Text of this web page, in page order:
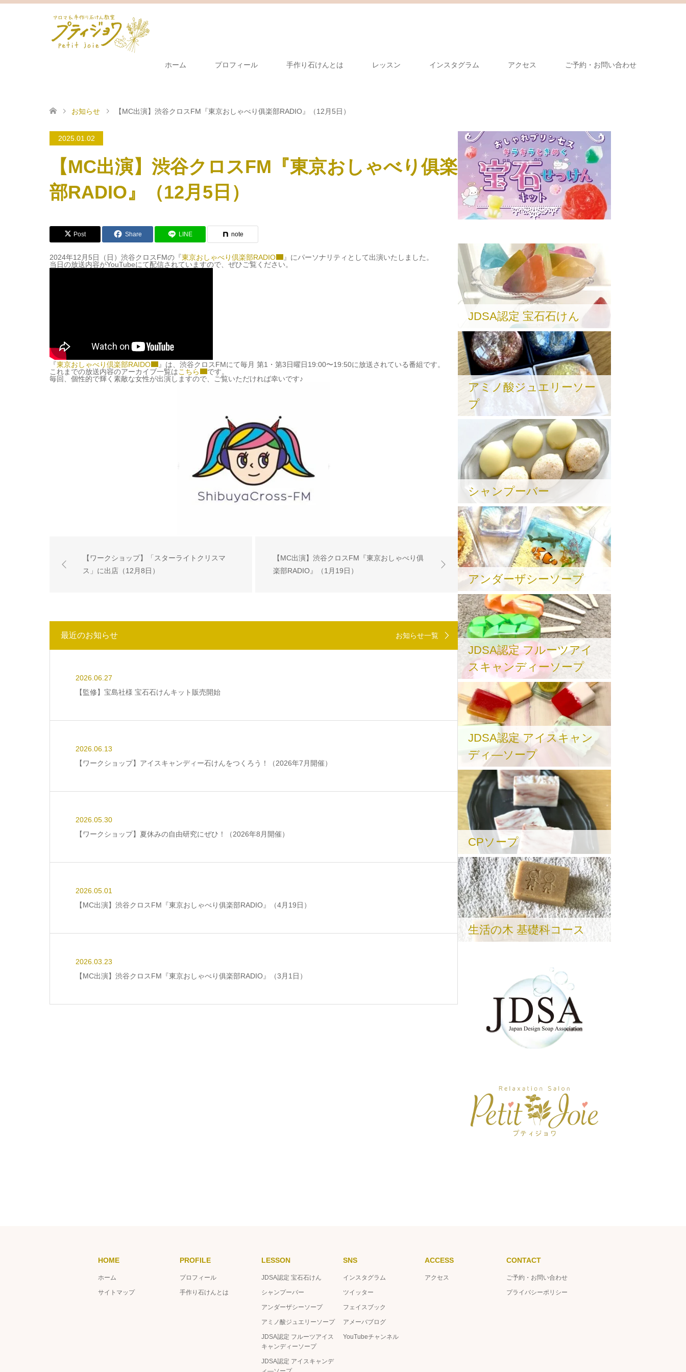
ホーム プロフィール 手作り石けんとは レッスン インスタグラム アクセス ご予約・お問い合わせ
お知らせ 【MC出演】渋谷クロスFM『東京おしゃべり俱楽部RADIO』（12月5日）
2025.01.02
【MC出演】渋谷クロスFM『東京おしゃべり俱楽
部RADIO』（12月5日）
Post Share LINE note
2024年12月5日（日）渋谷クロスFMの『東京おしゃべり倶楽部RADIO
』にパーソナリティとして出演いたしました。
当日の放送内容がYouTubeにて配信されていますので、ぜひご覧ください。
『東京おしゃべり倶楽部RAIDO
』は、渋谷クロスFMにて毎月 第1・第3日曜日19:00〜19:50に放送されている番組です。
これまでの放送内容のアーカイブ一覧はこちら
です。
毎回、個性的で輝く素敵な女性が出演しますので、ご覧いただければ幸いです♪
【ワークショップ】「スターライトクリスマ
ス」に出店（12月8日）
【MC出演】渋谷クロスFM『東京おしゃべり俱
楽部RADIO』（1月19日）
最近のお知らせ お知らせ一覧
2026.06.27
【監修】宝島社様 宝石石けんキット販売開始
2026.06.13
【ワークショップ】アイスキャンディー石けんをつくろう！（2026年7月開催）
2026.05.30
【ワークショップ】夏休みの自由研究にぜひ！（2026年8月開催）
2026.05.01
【MC出演】渋谷クロスFM『東京おしゃべり俱楽部RADIO』（4月19日）
2026.03.23
【MC出演】渋谷クロスFM『東京おしゃべり俱楽部RADIO』（3月1日）
JDSA認定 宝石石けん
アミノ酸ジュエリーソー
プ
シャンプーバー
アンダーザシーソープ
JDSA認定 フルーツアイ
スキャンディーソープ
JDSA認定 アイスキャン
ディ―ソープ
CPソープ
生活の木 基礎科コース
HOME
ホーム
サイトマップ
PROFILE
プロフィール
手作り石けんとは
LESSON
JDSA認定 宝石石けん
シャンプーバー
アンダーザシーソープ
アミノ酸ジュエリーソープ
JDSA認定 フルーツアイス
キャンディーソープ
JDSA認定 アイスキャンデ
SNS
インスタグラム
ツイッター
フェイスブック
アメーバブログ
YouTubeチャンネル
ACCESS
アクセス
CONTACT
ご予約・お問い合わせ
プライバシーポリシー